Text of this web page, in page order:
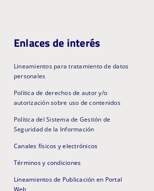
Enlaces de interés
Lineamientos para tratamiento de datos
personales
Política de derechos de autor y/o
autorización sobre uso de contenidos
Política del Sistema de Gestión de
Seguridad de la Información
Canales físicos y electrónicos
Términos y condiciones
Lineamientos de Publicación en Portal
Web